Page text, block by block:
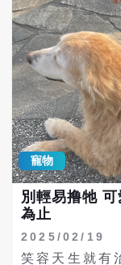
關注動保議題
早也發聲：「
者？」。 寵物餐廳「獵犬不打獵鄉林小食光」
是知名網紅餐
有10隻個性
向相關單位提
年，影像中可
抽打、甚至腳
一般合理管教範圍。 曾任職於
前員工當時控
影片對這些犬
示，飼主只要
綁起來、用腳
狗屎尿失禁。 根據《梅花新聞網》日前報導，
對於市議員陳
府對於沒入還
寵物
別輕易撸牠
為止
2025/02/19
笑容天生就有